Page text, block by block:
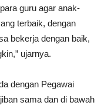
guru agar anak-
terbaik, dengan
bekerja dengan baik,
ujarnya.
dengan Pegawai
sama dan di bawah